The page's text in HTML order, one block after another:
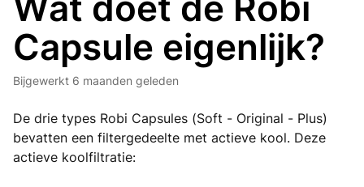
Capsule eigenlijk?
Bijgewerkt 6 maanden geleden
De drie types Robi Capsules (Soft - Original - Plus)
bevatten een filtergedeelte met actieve kool. Deze
actieve koolfiltratie: